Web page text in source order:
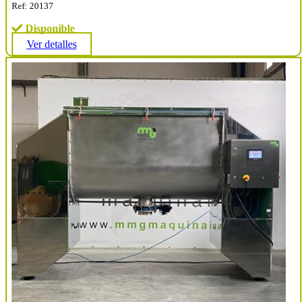
Ref: 20137
Disponible
Ver detalles